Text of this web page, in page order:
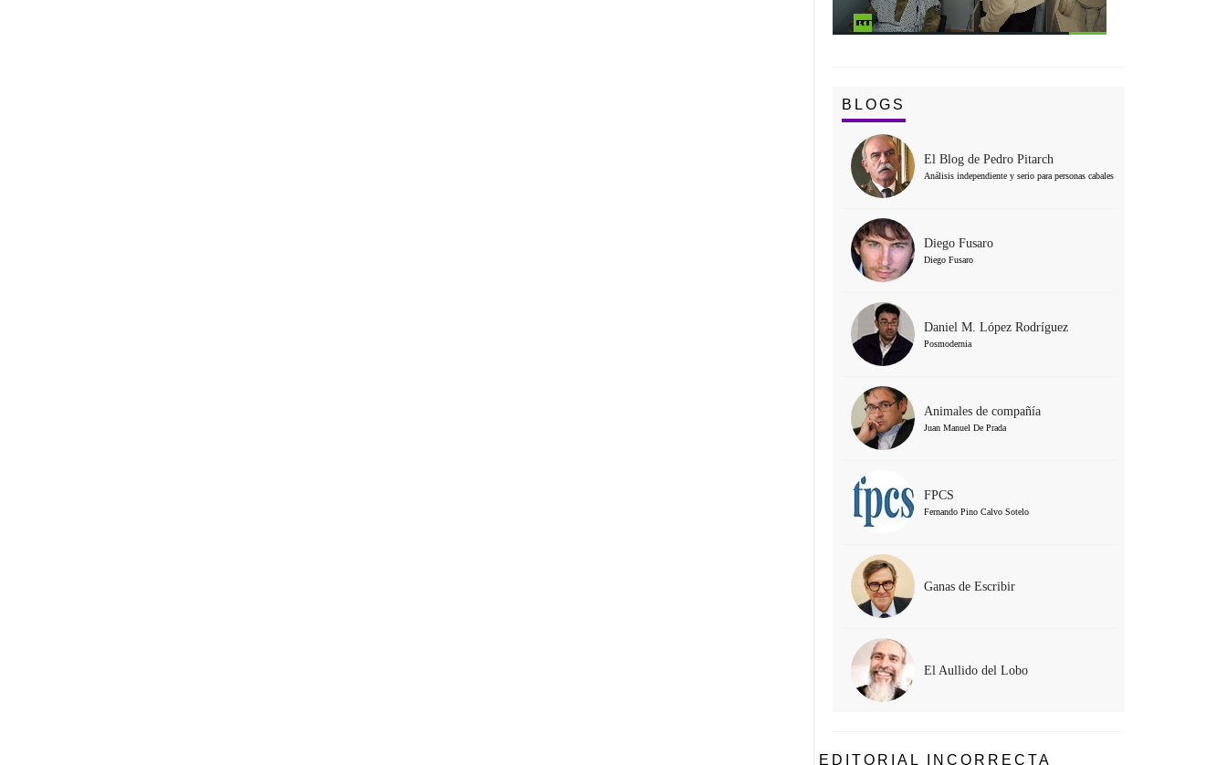
BLOGS
El Blog de Pedro Pitarch
Análisis independiente y serio para personas cabales
Diego Fusaro
Diego Fusaro
Daniel M. López Rodríguez
Posmodernia
Animales de compañía
Juan Manuel De Prada
FPCS
Fernando Pino Calvo Sotelo
Ganas de Escribir
El Aullido del Lobo
EDITORIAL INCORRECTA